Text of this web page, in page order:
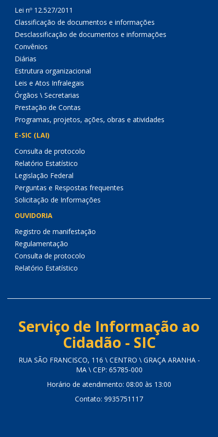
Lei nº 12.527/2011
Classificação de documentos e informações
Desclassificação de documentos e informações
Convênios
Diárias
Estrutura organizacional
Leis e Atos Infralegais
Órgãos \ Secretarias
Prestação de Contas
Programas, projetos, ações, obras e atividades
E-SIC (LAI)
Consulta de protocolo
Relatório Estatístico
Legislação Federal
Perguntas e Respostas frequentes
Solicitação de Informações
OUVIDORIA
Registro de manifestação
Regulamentação
Consulta de protocolo
Relatório Estatístico
Serviço de Informação ao
Cidadão - SIC
RUA SÃO FRANCISCO, 116 \ CENTRO \ GRAÇA ARANHA -
MA \ CEP: 65785-000
Horário de atendimento: 08:00 às 13:00
Contato: 9935751117